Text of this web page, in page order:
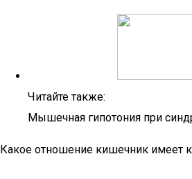
Читайте также:
Мышечная гипотония при
Какое отношение кишечник имеет